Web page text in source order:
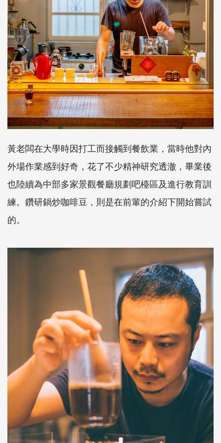
黃老闆在大學時因打工而接觸到餐飲業，當時他對內
外場作業感到好奇，花了不少精神研究透澈，畢業後
也陸續為中部多家景觀餐廳規劃吧檯區及進行教育訓
練。鑽研鍋炒咖啡豆，則是在前輩的介紹下開始嘗試
的。